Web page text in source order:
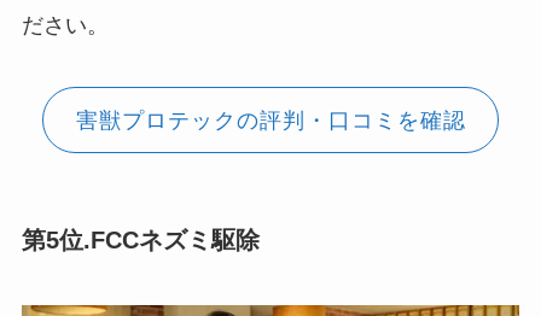
ださい。
害獣プロテックの評判・口コミを確認
第5位.FCCネズミ駆除